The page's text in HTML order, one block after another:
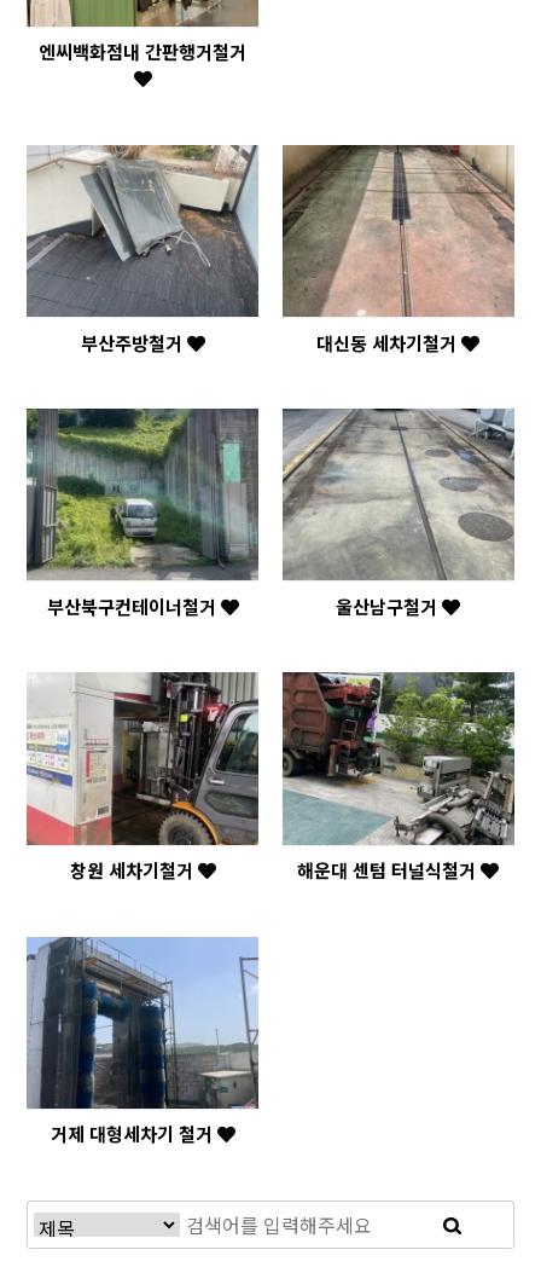
엔씨백화점내 간판행거철거
부산주방철거 대신동 세차기철거
부산북구컨테이너철거 울산남구철거
창원 세차기철거 해운대 센텀 터널식철거
거제 대형세차기 철거